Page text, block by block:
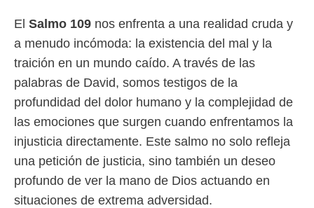
El Salmo 109 nos enfrenta a una realidad cruda y
a menudo incómoda: la existencia del mal y la
traición en un mundo caído. A través de las
palabras de David, somos testigos de la
profundidad del dolor humano y la complejidad de
las emociones que surgen cuando enfrentamos la
injusticia directamente. Este salmo no solo refleja
una petición de justicia, sino también un deseo
profundo de ver la mano de Dios actuando en
situaciones de extrema adversidad.